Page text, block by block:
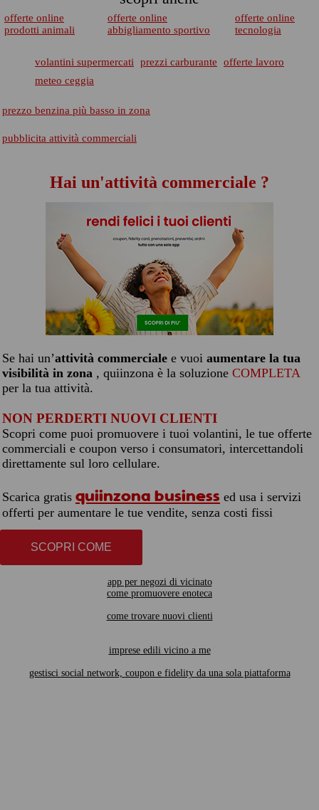
offerte online
prodotti animali
offerte online
abbigliamento sportivo
offerte online
tecnologia
volantini supermercati prezzi carburante
offerte lavoro
meteo ceggia
prezzo benzina più basso in zona
pubblicita attività commerciali
Hai un'attività commerciale ?
Se hai un’attività commerciale e vuoi aumentare la tua
visibilità in zona , quiinzona è la soluzione COMPLETA
per la tua attività.
NON PERDERTI NUOVI CLIENTI
Scopri come puoi promuovere i tuoi volantini, le tue offerte
commerciali e coupon verso i consumatori, intercettandoli
direttamente sul loro cellulare.
Scarica gratis quiinzona business ed usa i servizi
offerti per aumentare le tue vendite, senza costi fissi
SCOPRI COME
app per negozi di vicinato
come promuovere enoteca
come trovare nuovi clienti
imprese edili vicino a me
gestisci social network, coupon e fidelity da una sola piattaforma